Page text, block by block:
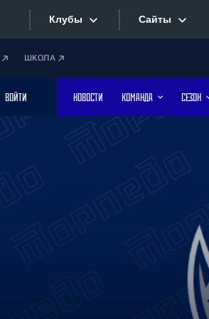
Клубы
Дивизион Боброва
Лада
Сайты
Текстовые
Фотобанк
ШКОЛА
ВОЙТИ НОВОСТИ КОМАНДА СЕЗОН